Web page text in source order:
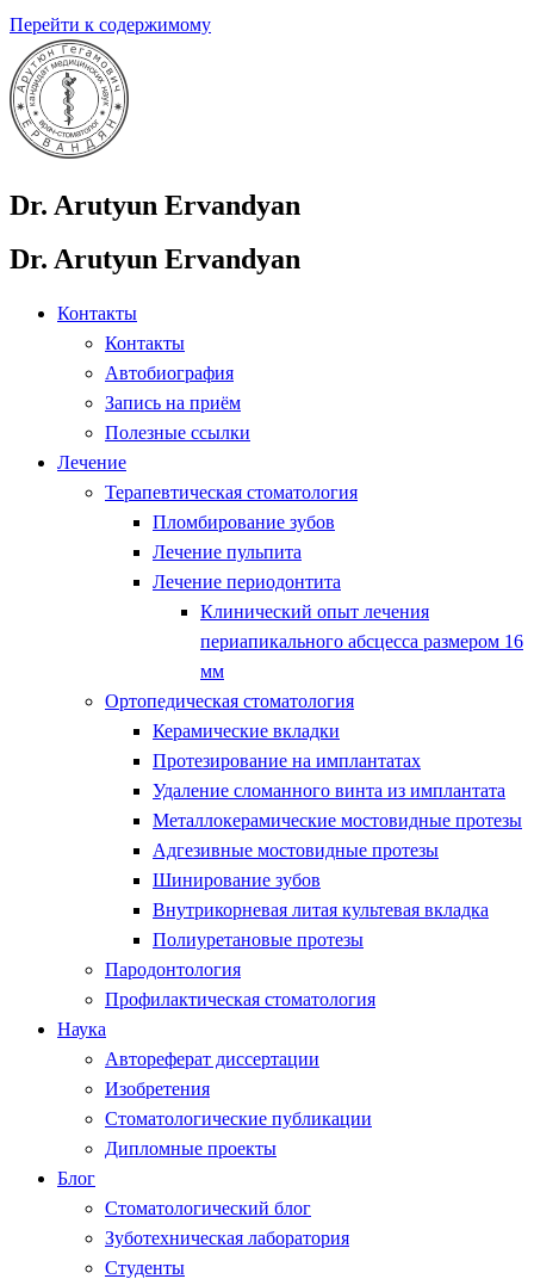
Перейти к содержимому
Dr. Arutyun Ervandyan
Dr. Arutyun Ervandyan
Контакты
Контакты
Автобиография
Запись на приём
Полезные ссылки
Лечение
Терапевтическая стоматология
Пломбирование зубов
Лечение пульпита
Лечение периодонтита
Клинический опыт лечения
периапикального абсцесса размером 16
мм
Ортопедическая стоматология
Керамические вкладки
Протезирование на имплантатах
Удаление сломанного винта из имплантата
Металлокерамические мостовидные протезы
Адгезивные мостовидные протезы
Шинирование зубов
Внутрикорневая литая культевая вкладка
Полиуретановые протезы
Пародонтология
Профилактическая стоматология
Наука
Автореферат диссертации
Изобретения
Стоматологические публикации
Дипломные проекты
Блог
Стоматологический блог
Зуботехническая лаборатория
Студенты